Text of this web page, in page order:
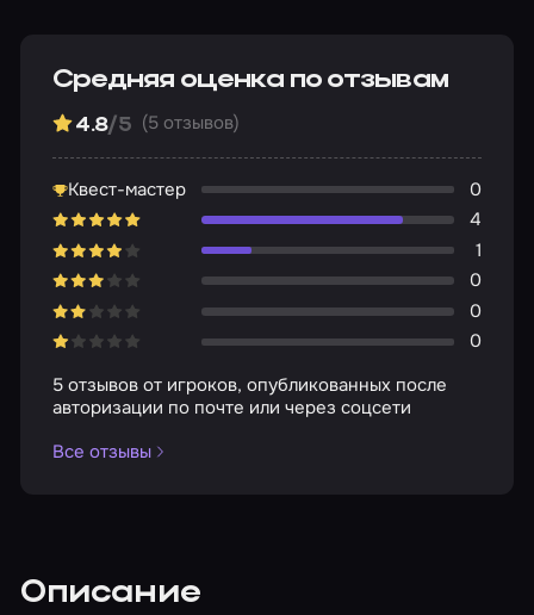
Средняя оценка по отзывам
4.8/5 (5 отзывов)
Квест-мастер
0
4
1
0
0
0
5 отзывов от игроков, опубликованных после
авторизации по почте или через соцсети
Все отзывы
Описание